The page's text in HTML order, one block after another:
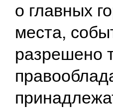
о главных
места,
разрешено